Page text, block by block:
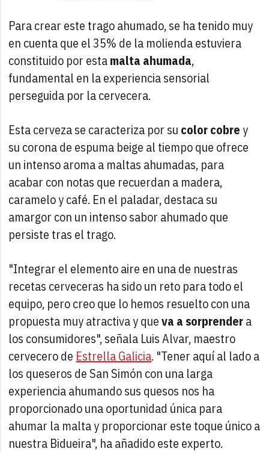
Para crear este trago ahumado, se ha tenido muy
en cuenta que el 35% de la molienda estuviera
constituido por estamalta ahumada,
fundamental en la experiencia sensorial
perseguida por la cervecera.
Esta cerveza se caracteriza por su color cobrey
su corona de espuma beige al tiempo que ofrece
un intenso aroma a maltas ahumadas, para
acabar con notas que recuerdan a madera,
caramelo y café. En el paladar, destaca su
amargor con un intenso sabor ahumado que
persiste tras el trago.
"Integrar el elemento aire en una de nuestras
recetas cerveceras ha sido un reto para todo el
equipo, pero creo que lo hemos resuelto con una
propuesta muy atractiva y queva a sorprendera
los consumidores", señala Luis Alvar, maestro
cervecero de Estrella Galicia. "Tener aquí al lado a
los queseros de San Simón con una larga
experiencia ahumando sus quesos nos ha
proporcionado una oportunidad única para
ahumar la malta y proporcionar este toque único a
nuestra Bidueira", ha añadido este experto.